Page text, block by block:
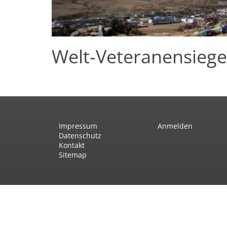
Welt-
Impressum
Datenschutz
Kontakt
Sitemap
Anmelden